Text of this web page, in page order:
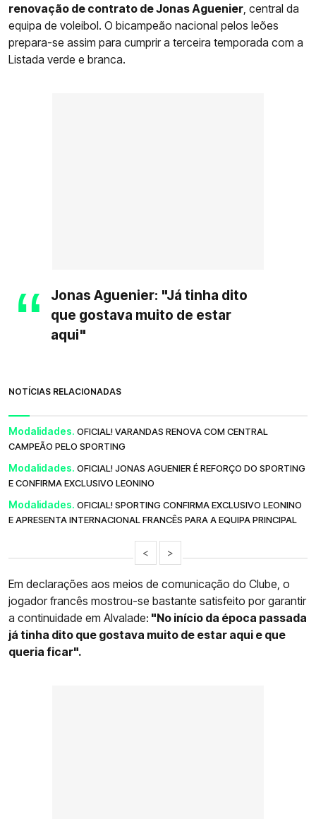
renovação de contrato de Jonas Aguenier, central da
equipa de voleibol. O bicampeão nacional pelos leões
prepara-se assim para cumprir a terceira temporada com a
Listada verde e branca.
Jonas Aguenier: "Já tinha dito
que gostava muito de estar
aqui"
NOTÍCIAS RELACIONADAS
Modalidades. OFICIAL! VARANDAS RENOVA COM CENTRAL
CAMPEÃO PELO SPORTING
Modalidades. OFICIAL! JONAS AGUENIER É REFORÇO DO SPORTING
E CONFIRMA EXCLUSIVO LEONINO
Modalidades. OFICIAL! SPORTING CONFIRMA EXCLUSIVO LEONINO
E APRESENTA INTERNACIONAL FRANCÊS PARA A EQUIPA PRINCIPAL
< >
Em declarações aos meios de comunicação do Clube, o
jogador francês mostrou-se bastante satisfeito por garantir
a continuidade em Alvalade: "No início da época passada
já tinha dito que gostava muito de estar aqui e que
queria ficar".